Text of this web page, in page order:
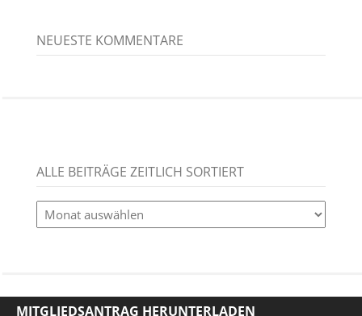
NEUESTE KOMMENTARE
ALLE BEITRÄGE ZEITLICH SORTIERT
alle
Beiträge
zeitlich
MITGLIEDSANTRAG HERUNTERLADEN